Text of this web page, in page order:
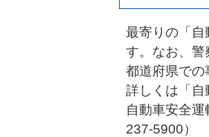
最寄りの「自
す。なお、
都道府県での
詳しくは「自
自動車安全
237-5900）